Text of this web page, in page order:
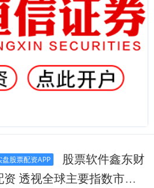
盘股票配资APP
球主要指数市场